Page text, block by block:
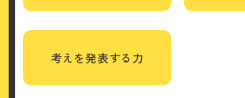
考えを発表する力